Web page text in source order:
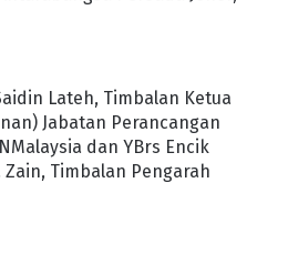
Lateh, Timbalan Ketua
Jabatan Perancangan
dan YBrs Encik
Timbalan Pengarah